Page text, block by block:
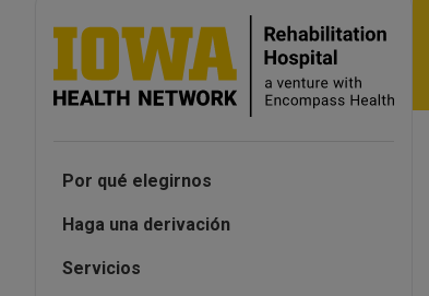
Por qué elegirnos
Haga una derivación
Servicios